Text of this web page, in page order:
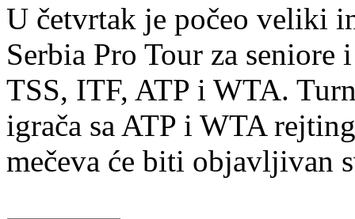
U četvrtak je počeo veliki
Serbia Pro Tour za
TSS, ITF, ATP i WTA.
igrača sa ATP i WTA
mečeva će biti objavljivan